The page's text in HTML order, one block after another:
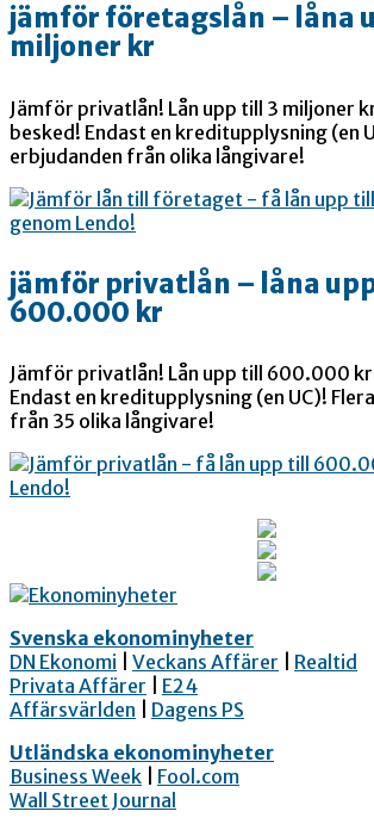
jämför företagslån – låna
miljoner kr
Jämför privatlån! Lån upp till 3 miljoner
besked! Endast en kreditupplysning (en
erbjudanden från olika långivare!
jämför privatlån – låna upp
600.000 kr
Jämför privatlån! Lån upp till 600.000
Endast en kreditupplysning (en UC)!
från 35 olika långivare!
Svenska ekonominyheter
DN Ekonomi
Veckans Affärer
Realtid
Privata Affärer
E24
Affärsvärlden
Dagens PS
Utländska ekonominyheter
Business Week
Fool.com
Wall Street Journal